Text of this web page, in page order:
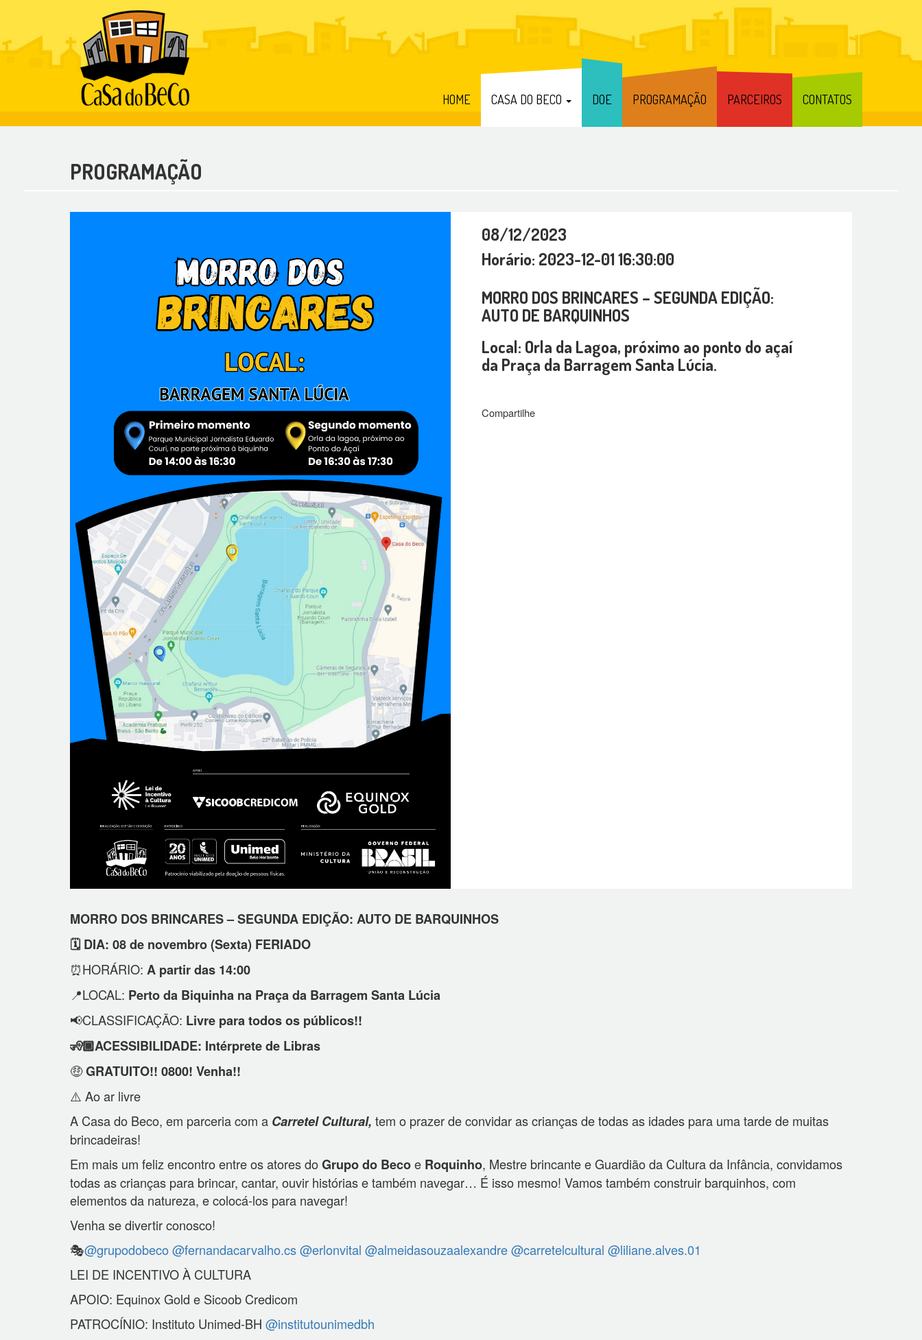
HOME CASA DO BECO DOE PROGRAMAÇÃO PARCEIROS CONTATOS
PROGRAMAÇÃO
08/12/2023
Horário: 2023-12-01 16:30:00
MORRO DOS BRINCARES – SEGUNDA EDIÇÃO:
AUTO DE BARQUINHOS
Local: Orla da Lagoa, próximo ao ponto do açaí
da Praça da Barragem Santa Lúcia.
Compartilhe
MORRO DOS BRINCARES – SEGUNDA EDIÇÃO: AUTO DE BARQUINHOS
🗓️DIA: 08 de novembro (Sexta) FERIADO
⏰HORÁRIO: A partir das 14:00
📍LOCAL: Perto da Biquinha na Praça da Barragem Santa Lúcia
📢CLASSIFICAÇÃO: Livre para todos os públicos!!
🧏🏾ACESSIBILIDADE: Intérprete de Libras
🤑GRATUITO!! 0800! Venha!!
⚠️ Ao ar livre
A Casa do Beco, em parceria com a Carretel Cultural, tem o prazer de convidar as crianças de todas as idades para uma tarde de muitas
brincadeiras!
Em mais um feliz encontro entre os atores doGrupo do Becoe Roquinho, Mestre brincante e Guardião da Cultura da Infância, convidamos
todas as crianças para brincar, cantar, ouvir histórias e também navegar… É isso mesmo! Vamos também construir barquinhos, com
elementos da natureza, e colocá-los para navegar!
Venha se divertir conosco!
🎭@grupodobeco@fernandacarvalho.cs@erlonvital @almeidasouzaalexandre@carretelcultural @liliane.alves.01
LEI DE INCENTIVO À CULTURA
APOIO: Equinox Gold e Sicoob Credicom
PATROCÍNIO: Instituto Unimed-BH @institutounimedbh